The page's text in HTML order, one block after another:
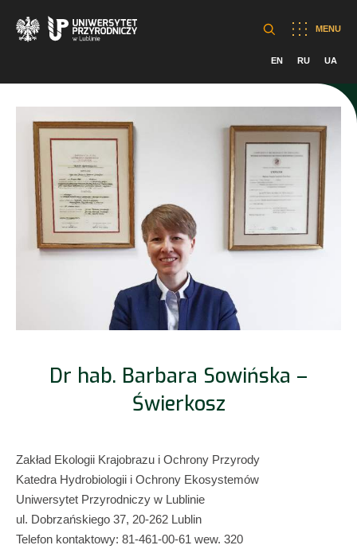
MENU
EN RU UA
Dr hab. Barbara Sowińska –
Świerkosz
Zakład Ekologii Krajobrazu i Ochrony Przyrody
Katedra Hydrobiologii i Ochrony Ekosystemów
Uniwersytet Przyrodniczy w Lublinie
ul. Dobrzańskiego 37, 20-262 Lublin
Telefon kontaktowy: 81-461-00-61 wew. 320